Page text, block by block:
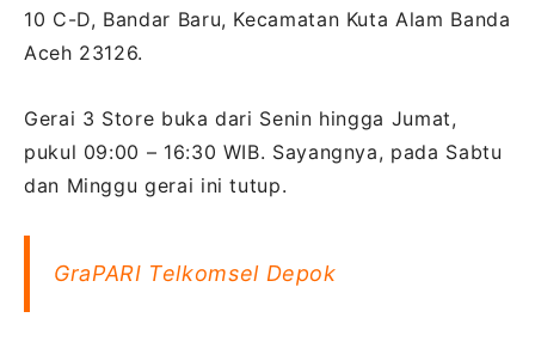
10 C-D, Bandar Baru, Kecamatan Kuta Alam Banda
Aceh 23126.
Gerai 3 Store buka dari Senin hingga Jumat,
pukul 09:00 – 16:30 WIB. Sayangnya, pada Sabtu
dan Minggu gerai ini tutup.
GraPARI Telkomsel Depok